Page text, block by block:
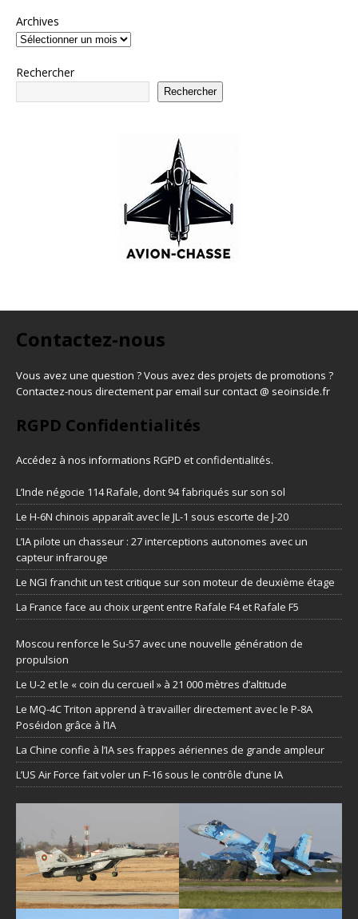
Archives
Rechercher
Rechercher
Contactez-nous
Vous avez une question ? Vous avez des projets de promotions ?
Contactez-nous directement par email sur contact @ seoinside.fr
RGPD Confidentialités
Accédez à nos informations RGPD et confidentialités.
L’Inde négocie 114 Rafale, dont 94 fabriqués sur son sol
Le H-6N chinois apparaît avec le JL-1 sous escorte de J-20
L’IA pilote un chasseur : 27 interceptions autonomes avec un
capteur infrarouge
Le NGI franchit un test critique sur son moteur de deuxième étage
La France face au choix urgent entre Rafale F4 et Rafale F5
Moscou renforce le Su-57 avec une nouvelle génération de
propulsion
Le U-2 et le « coin du cercueil » à 21 000 mètres d’altitude
Le MQ-4C Triton apprend à travailler directement avec le P-8A
Poséidon grâce à l’IA
La Chine confie à l’IA ses frappes aériennes de grande ampleur
L’US Air Force fait voler un F-16 sous le contrôle d’une IA